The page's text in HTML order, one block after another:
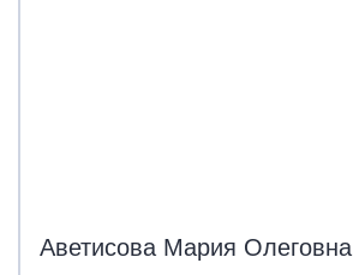
Аветисова Мария Олеговна